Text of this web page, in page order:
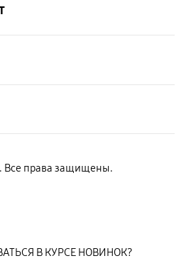
Все права защищены.
В КУРСЕ НОВИНОК?